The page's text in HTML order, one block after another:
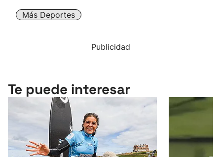
Más Deportes
Publicidad
Te puede interesar